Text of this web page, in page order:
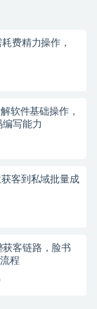
费精力操作，
软件基础操作，
写能力
客到私域批量成
客链路，脸书
程